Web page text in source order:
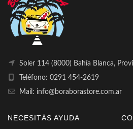
Soler 114 (8000) Bahía Blanca,
Teléfono: 0291 454-2619
Mail: info@boraborastore.com.ar
NECESITÁS AYUDA